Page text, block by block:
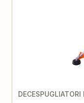
DECESPUGLIATORI